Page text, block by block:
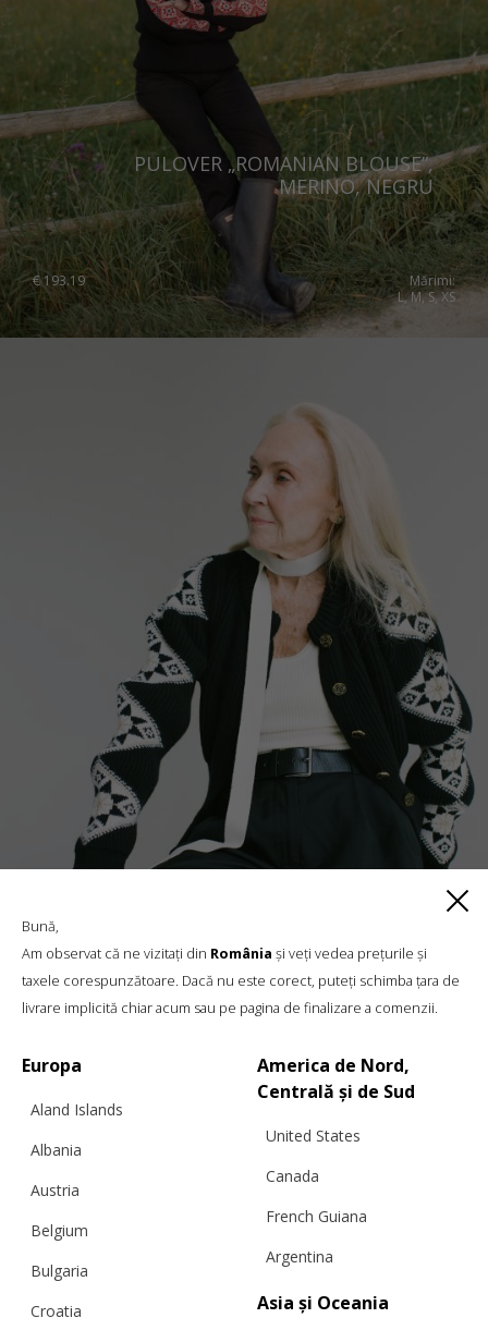
PULOVER „ROMANIAN BLOUSE”,
MERINO, NEGRU
€193.19
Mărimi:
L, M, S, XS
€332.75
Mărimi:
Bună,
Am observat că ne vizitați din România și veți vedea prețurile și
taxele corespunzătoare. Dacă nu este corect, puteți schimba țara de
livrare implicită chiar acum sau pe pagina de finalizare a comenzii.
Europa
Aland Islands
Albania
Austria
Belgium
Bulgaria
Croatia
America de Nord,
Centrală și de Sud
United States
Canada
French Guiana
Argentina
Asia și Oceania